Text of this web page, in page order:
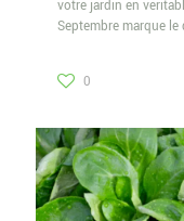
votre jardin en
Septembre marque
0